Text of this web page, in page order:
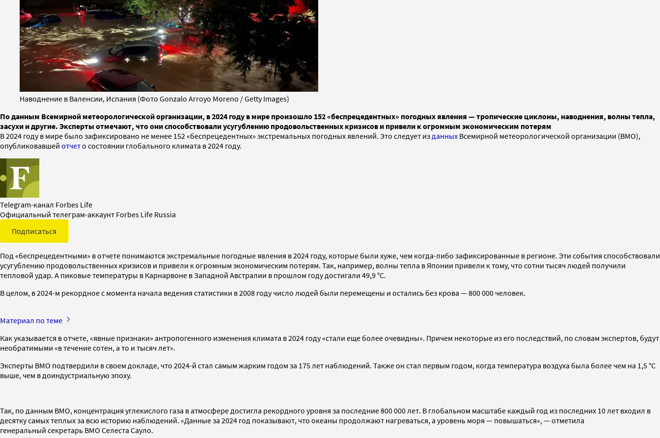
Наводнение в Валенсии, Испания (Фото Gonzalo Arroyo Moreno / Getty Images)
По данным Всемирной метеорологической организации, в 2024 году в мире произошло 152 «беспрецедентных» погодных явления — тропические циклоны, наводнения, волны тепла,
засухи и другие. Эксперты отмечают, что они способствовали усугублению продовольственных кризисов и привели к огромным экономическим потерям
В 2024 году в мире было зафиксировано не менее 152 «беспрецедентных» экстремальных погодных явлений. Это следует из данных Всемирной метеорологической организации (ВМО),
опубликовавшей отчето состоянии глобального климата в 2024 году.
Telegram-канал Forbes Life
Официальный телеграм-аккаунт Forbes Life Russia
Подписаться
Под «беспрецедентными» в отчете понимаются экстремальные погодные явления в 2024 году, которые были хуже, чем когда-либо зафиксированные в регионе. Эти события способствовали
усугублению продовольственных кризисов и привели к огромным экономическим потерям. Так, например, волны тепла в Японии привели к тому, что сотни тысяч людей получили
тепловой удар. А пиковые температуры в Карнарвоне в Западной Австралии в прошлом году достигали 49,9 °C.
В целом, в 2024-м рекордное с момента начала ведения статистики в 2008 году число людей были перемещены и остались без крова — 800 000 человек.
Материал по теме
Как указывается в отчете, «явные признаки» антропогенного изменения климата в 2024 году «стали еще более очевидны». Причем некоторые из его последствий, по словам экспертов, будут
необратимыми «в течение сотен, а то и тысяч лет».
Эксперты ВМО подтвердили в своем докладе, что 2024-й стал самым жарким годом за 175 лет наблюдений. Также он стал первым годом, когда температура воздуха была более чем на 1,5 °C
выше, чем в доиндустриальную эпоху.
Так, по данным ВМО, концентрация углекислого газа в атмосфере достигла рекордного уровня за последние 800 000 лет. В глобальном масштабе каждый год из последних 10 лет входил в
десятку самых теплых за всю историю наблюдений. «Данные за 2024 год показывают, что океаны продолжают нагреваться, а уровень моря — повышаться», — отметила
генеральный секретарь ВМО Селеста Сауло.